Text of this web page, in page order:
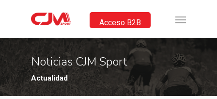
Acceso B2B
Noticias CJM Sport
Actualidad